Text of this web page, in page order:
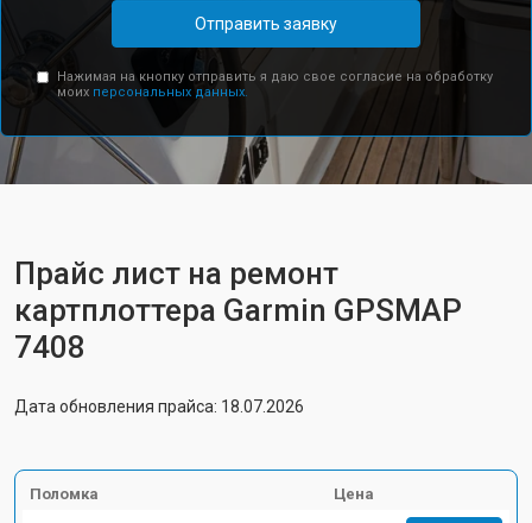
Отправить заявку
Нажимая на кнопку отправить я даю свое согласие на обработку
моих персональных данных.
Прайс лист на ремонт
картплоттера Garmin GPSMAP
7408
Дата обновления прайса: 18.07.2026
Поломка Цена